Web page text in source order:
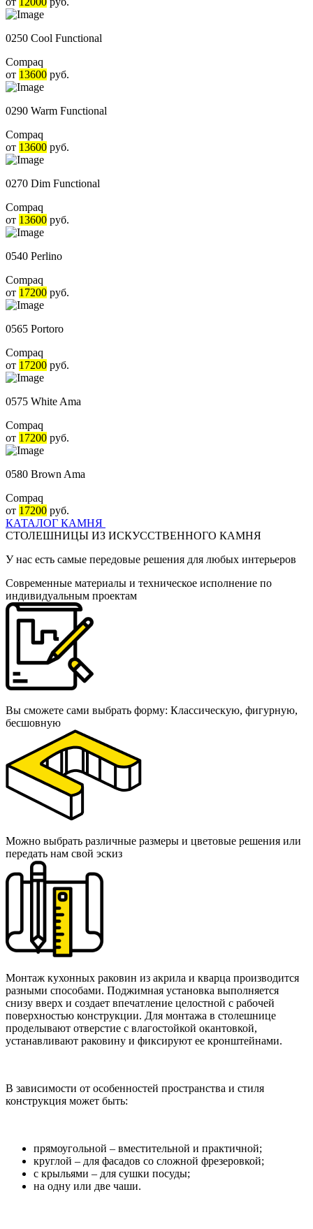
0250 Cool Functional
Compaq
от 13600 руб.
0290 Warm Functional
Compaq
от 13600 руб.
0270 Dim Functional
Compaq
от 13600 руб.
0540 Perlino
Compaq
от 17200 руб.
0565 Portoro
Compaq
от 17200 руб.
0575 White Ama
Compaq
от 17200 руб.
0580 Brown Ama
Compaq
от 17200 руб.
КАТАЛОГ КАМНЯ
СТОЛЕШНИЦЫ ИЗ ИСКУССТВЕННОГО КАМНЯ
У нас есть самые передовые решения для любых интерьеров
Cовременные материалы и техническое исполнение по
индивидуальным проектам
Вы сможете сами выбрать форму: Классическую, фигурную,
бесшовную
Можно выбрать различные размеры и цветовые решения или
передать нам свой эскиз
Монтаж кухонных раковин из акрила и кварца производится
разными способами. Поджимная установка выполняется
снизу вверх и создает впечатление целостной с рабочей
поверхностью конструкции. Для монтажа в столешнице
проделывают отверстие с влагостойкой окантовкой,
устанавливают раковину и фиксируют ее кронштейнами.
В зависимости от особенностей пространства и стиля
конструкция может быть:
прямоугольной – вместительной и практичной;
круглой – для фасадов со сложной фрезеровкой;
с крыльями – для сушки посуды;
на одну или две чаши.